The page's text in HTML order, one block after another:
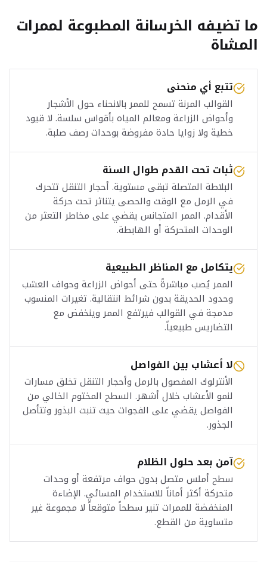
ما تضيفه الخرسانة المطبوعة لممرات
المشاة
تتبع أي منحنى
القوالب المرنة تسمح للممر بالانحناء حول الأشجار
وأحواض الزراعة ومعالم المياه بأقواس سلسة. لا قيود
خطية ولا زوايا حادة مفروضة بوحدات رصف صلبة.
ثبات تحت القدم طوال السنة
البلاطة المتصلة تبقى مستوية. أحجار التنقل تتحرك
في الرمل مع الوقت والحصى يتناثر تحت حركة
الأقدام. الممر المتجانس يقضي على مخاطر التعثر من
الوحدات المتحركة أو الهابطة.
يتكامل مع المناظر الطبيعية
الممر يُصب مباشرةً حتى أحواض الزراعة وحواف العشب
وحدود الحديقة بدون شرائط انتقالية. تغيرات المنسوب
مدمجة في القوالب فيرتفع الممر وينخفض مع
التضاريس طبيعياً.
لا أعشاب بين الفواصل
الأنترلوك المفصول بالرمل وأحجار التنقل تخلق مسارات
لنمو الأعشاب خلال أشهر. السطح المختوم الخالي من
الفواصل يقضي على الفجوات حيث تنبت البذور وتتأصل
الجذور.
آمن بعد حلول الظلام
سطح أملس متصل بدون حواف مرتفعة أو وحدات
متحركة أكثر أماناً للاستخدام المسائي. الإضاءة
المنخفضة للممرات تنير سطحاً متوقعاً لا مجموعة غير
متساوية من القطع.